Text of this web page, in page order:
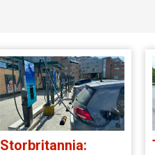
Storbritannia: